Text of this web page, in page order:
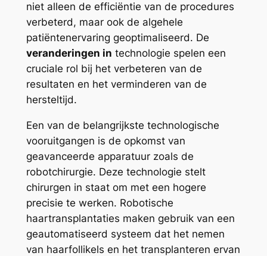
niet alleen de efficiëntie van de procedures
verbeterd, maar ook de algehele
patiëntenervaring geoptimaliseerd. De
veranderingen in technologie spelen een
cruciale rol bij het verbeteren van de
resultaten en het verminderen van de
hersteltijd.
Een van de belangrijkste technologische
vooruitgangen is de opkomst van
geavanceerde apparatuur zoals de
robotchirurgie. Deze technologie stelt
chirurgen in staat om met een hogere
precisie te werken. Robotische
haartransplantaties maken gebruik van een
geautomatiseerd systeem dat het nemen
van haarfollikels en het transplanteren ervan